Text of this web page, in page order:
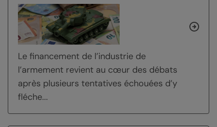
Le financement de l’industrie de
l’armement revient au cœur des débats
après plusieurs tentatives échouées d’y
fléche...